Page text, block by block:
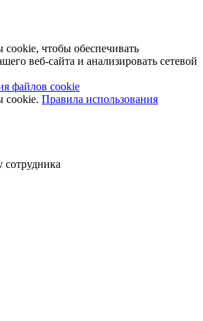
чтобы обеспечивать
веб-сайта и анализировать сетевой
файлов cookie
cookie. Правила использования